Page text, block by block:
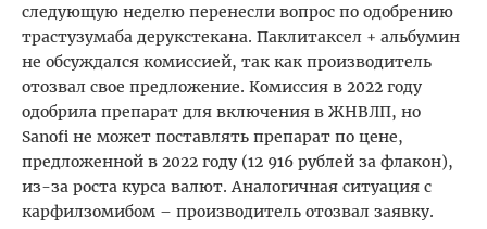
следующую неделю перенесли вопрос по одобрению
трастузумаба дерукстекана. Паклитаксел + альбумин
не обсуждался комиссией, так как производитель
отозвал свое предложение. Комиссия в 2022 году
одобрила препарат для включения в ЖНВЛП, но
Sanofi не может поставлять препарат по цене,
предложенной в 2022 году (12 916 рублей за флакон),
из-за роста курса валют. Аналогичная ситуация с
карфилзомибом – производитель отозвал заявку.